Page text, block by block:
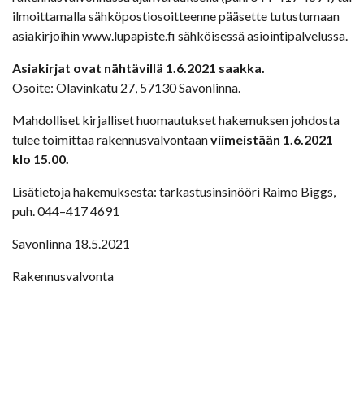
ilmoittamalla sähköpostiosoitteenne pääsette tutustumaan
asiakirjoihin www.lupapiste.fi sähköisessä asiointipalvelussa.
Asiakirjat ovat nähtävillä 1.6.2021 saakka.
Osoite: Olavinkatu 27, 57130 Savonlinna.
Mahdolliset kirjalliset huomautukset hakemuksen johdosta
tulee toimittaa rakennusvalvontaanviimeistään 1.6.2021
klo 15.00.
Lisätietoja hakemuksesta: tarkastusinsinööri Raimo Biggs,
puh. 044–417 4691
Savonlinna 18.5.2021
Rakennusvalvonta